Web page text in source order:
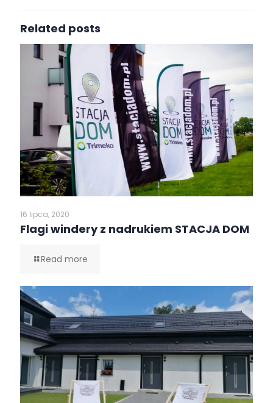
Related posts
16 lipca, 2020
Flagi windery z nadrukiem STACJA DOM
Read more